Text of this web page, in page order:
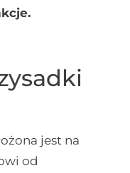
jest na
od